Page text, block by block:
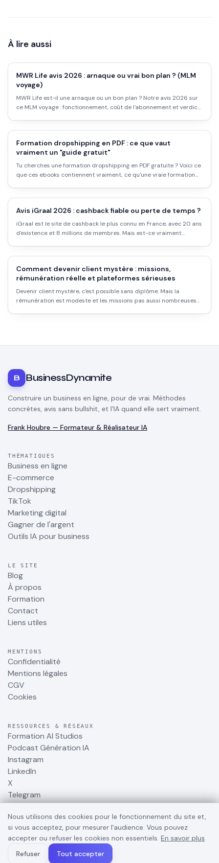
À lire aussi
MWR Life avis 2026 : arnaque ou vrai bon plan ? (MLM
voyage)
MWR Life est-il une arnaque ou un bon plan ? Notre avis 2026 sur
ce MLM voyage : fonctionnement, coût de l'abonnement et verdict
Formation dropshipping en PDF : ce que vaut
vraiment un "guide gratuit"
Tu cherches une formation dropshipping en PDF gratuite ? Voici ce
que ces ebooks contiennent vraiment, ce qu'une vraie formation
Avis iGraal 2026 : cashback fiable ou perte de temps ?
iGraal est le site de cashback le plus connu en France, avec 20 ans
d'existence et 8 millions de membres. Mais est-ce vraiment
Comment devenir client mystère : missions,
rémunération réelle et plateformes sérieuses
Devenir client mystère, c'est possible sans diplôme. Mais la
rémunération est modeste et les missions pas aussi nombreuses
B BusinessDynamite
Construire un business en ligne, pour de vrai. Méthodes
concrètes, avis sans bullshit, et l'IA quand elle sert vraiment.
Frank Houbre — Formateur & Réalisateur IA
THÉMATIQUES
Business en ligne
E-commerce
Dropshipping
TikTok
Marketing digital
Gagner de l'argent
Outils IA pour business
LE SITE
Blog
À propos
Formation
Contact
Liens utiles
MENTIONS
Confidentialité
Mentions légales
CGV
Cookies
RESSOURCES & RÉSEAUX
Formation AI Studios
Podcast Génération IA
Instagram
LinkedIn
X
Telegram
©2026BusinessDynamite
Nous utilisons des cookies pour le fonctionnement du site et,
si vous acceptez, pour mesurer l'audience. Vous pouvez
accepter ou refuser les cookies non essentiels. En savoir plus
Refuser
Tout accepter